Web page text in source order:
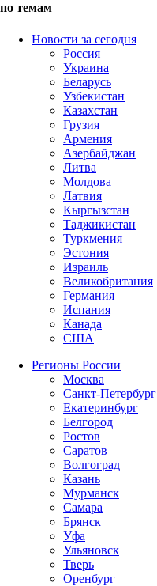
по темам
Новости за сегодня
Россия
Украина
Беларусь
Узбекистан
Казахстан
Грузия
Армения
Азербайджан
Литва
Молдова
Латвия
Кыргызстан
Таджикистан
Туркмения
Эстония
Израиль
Великобритания
Германия
Испания
Канада
США
Регионы России
Москва
Санкт-Петербург
Екатеринбург
Белгород
Ростов
Саратов
Волгоград
Казань
Мурманск
Самара
Брянск
Уфа
Ульяновск
Тверь
Оренбург